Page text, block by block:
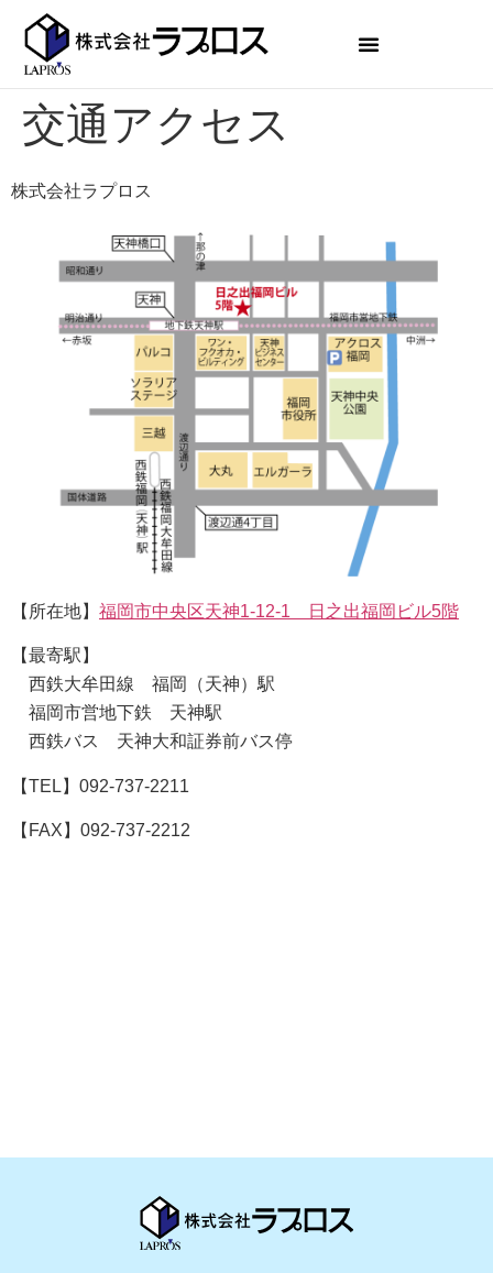
交通アクセス
株式会社ラプロス
【所在地】 福岡市中央区天神1-12-1 日之出福岡ビル5階
【最寄駅】
西鉄大牟田線 福岡（天神）駅
福岡市営地下鉄 天神駅
西鉄バス 天神大和証券前バス停
【TEL】092-737-2211
【FAX】092-737-2212